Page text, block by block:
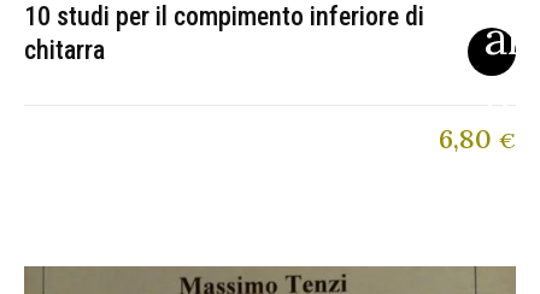
10 studi per il compimento inferiore di
chitarra
6,80 €